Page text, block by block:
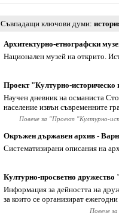
Съвпадащи ключови думи
Архитектурно-етнографски
Национален музей на открито.
Проект "Културно-историческо
Научен дневник на османиста
население извън съвременните
Повече за "Проект "Културно-
Окръжен държавен архив -
Систематизирани описания на
Културно-просветно
Информация за дейността на
за които се организират
Повече